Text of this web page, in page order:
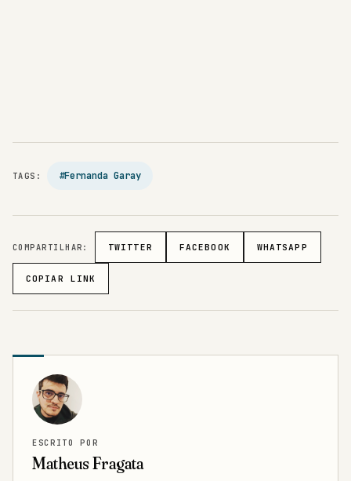
TAGS: #Fernanda Garay
COMPARTILHAR: TWITTER FACEBOOK WHATSAPP
COPIAR LINK
ESCRITO POR
Matheus Fragata